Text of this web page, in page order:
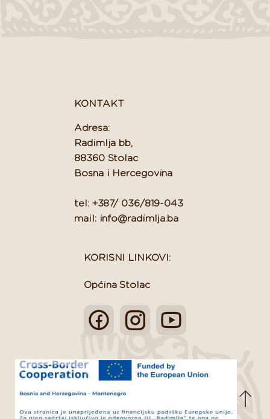
KONTAKT
Adresa:
Radimlja bb,
88360 Stolac
Bosna i Hercegovina
tel: +387/ 036/819-043
mail: info@radimlja.ba
KORISNI LINKOVI:
Općina Stolac